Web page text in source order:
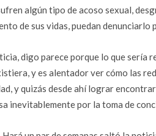
algún tipo de acoso sexual,
de sus vidas, puedan denunciarlo
digo parece porque lo que sería
y es alentador ver cómo las
y quizás desde ahí lograr
inevitablemente por la toma de